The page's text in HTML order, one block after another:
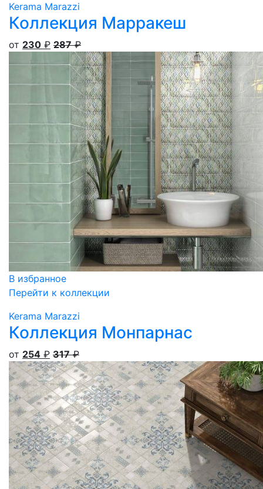
Kerama Marazzi
Коллекция Марракеш
от 230 ₽ 287₽
В избранное
Перейти к коллекции
Kerama Marazzi
Коллекция Монпарнас
от 254 ₽ 317₽